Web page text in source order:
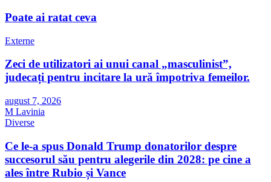
Poate ai ratat ceva
Externe
Zeci de utilizatori ai unui canal „masculinist”,
judecați pentru incitare la ură împotriva femeilor.
august 7, 2026
M Lavinia
Diverse
Ce le-a spus Donald Trump donatorilor despre
succesorul său pentru alegerile din 2028: pe cine a
ales între Rubio și Vance